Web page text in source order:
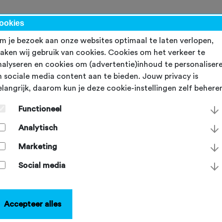
van Cuijk maakt
tot 1.500
vergunningsvrij
28 november 2024
je bezoek aan onze websites optimaal te laten verlopen,
wij gebruik van cookies. Cookies om het verkeer te
en cookies om (advertentie)inhoud te
sociale media content aan te bieden. Jouw privacy is
daarom kun je deze cookie-instellingen zelf
Functioneel
Analytisch
Marketing
Social media
Accepteer alles